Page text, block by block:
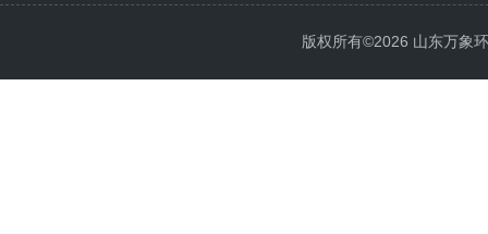
版权所有©2026 山东万象